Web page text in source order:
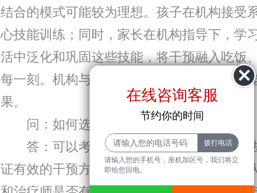
结合的模式可能较为理想。孩子在机构接受
心技能训练；同时，家长在机构指导下，学
活中泛化和巩固这些技能，将干预融入吃饭
每一刻。机构与家庭目标一致、方法协同，
果。
问：如何选择靠谱的干预机构？
答：可以考察以下几个方面：理念与方
证有效的干预方法？是否尊重孩子个性？团
在线咨询客服
节约你的时间
请输入您的手机号，座机加区号，我们将立
即给您回电。